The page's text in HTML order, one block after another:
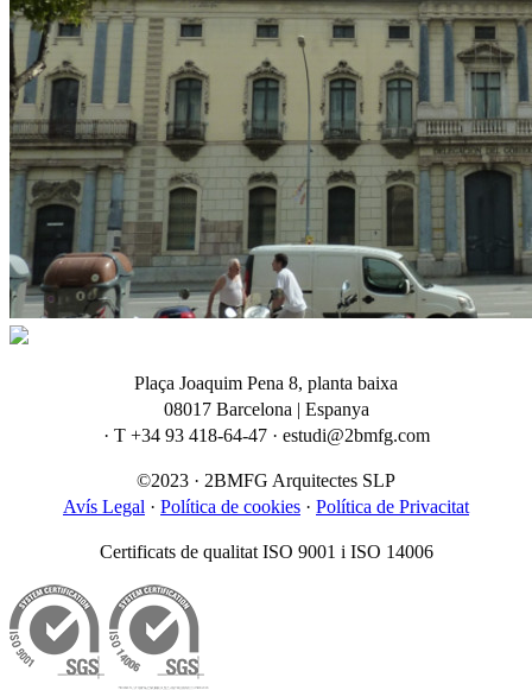
Plaça Joaquim Pena 8, planta baixa
08017 Barcelona | Espanya
· T +34 93 418-64-47 · estudi@2bmfg.com
©2023 · 2BMFG Arquitectes SLP
Avís Legal · Política de cookies · Política de Privacitat
Certificats de qualitat ISO 9001 i ISO 14006